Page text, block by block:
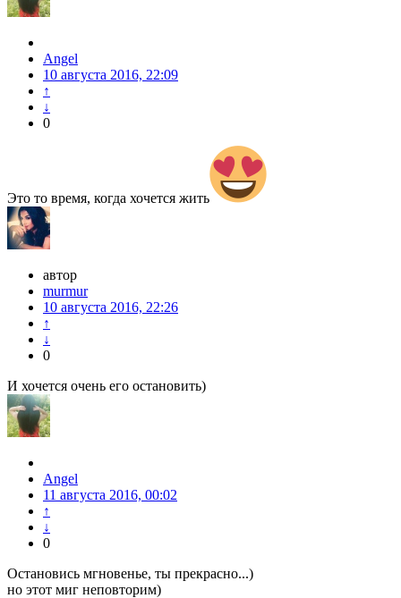
Angel
10 августа 2016, 22:09
↑
↓
0
Это то время, когда хочется жить
автор
murmur
10 августа 2016, 22:26
↑
↓
0
И хочется очень его остановить)
Angel
11 августа 2016, 00:02
↑
↓
0
Остановись мгновенье, ты прекрасно...)
но этот миг неповторим)